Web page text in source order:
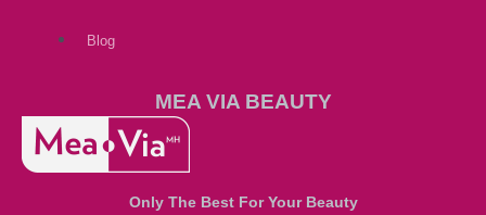
Blog
MEA VIA BEAUTY
Only The Best For Your Beauty